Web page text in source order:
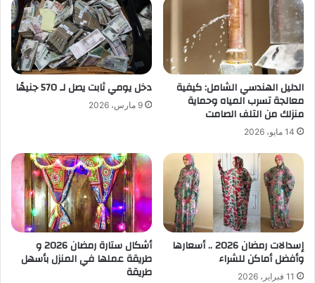
الدليل الهندسي الشامل: كيفية
معالجة تسرب المياه وحماية
منزلك من التلف الصامت
14 مايو، 2026
دخل يومي ثابت يصل لـ 570 جنيهًا
9 مارس، 2026
إسدالات رمضان 2026 .. أسعارها
وأفضل أماكن للشراء
11 فبراير، 2026
أشكال ستارة رمضان 2026 و
طريقة عملها في المنزل بأسهل
طريقة